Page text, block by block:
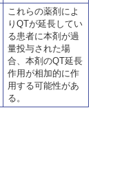
これらの薬剤によ
りQTが延長してい
る患者に本剤が過
量投与された場
合、本剤のQT延長
作用が相加的に作
用する可能性があ
る。